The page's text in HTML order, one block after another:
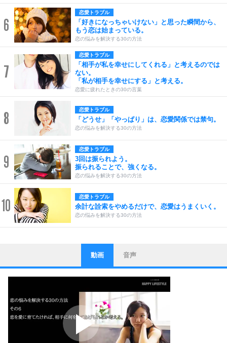
6
恋愛トラブル
「好きになっちゃいけない」と思った瞬間から、
もう恋は始まっている。
恋の悩みを解決する30の方法
7
恋愛トラブル
「相手が私を幸せにしてくれる」と考えるのでは
ない。
「私が相手を幸せにする」と考える。
恋愛に疲れたときの30の言葉
8 恋愛トラブル
「どうせ」「やっぱり」は、恋愛関係では禁句。
恋の悩みを解決する30の方法
9
恋愛トラブル
3回は振られよう。
振られることで、強くなる。
恋の悩みを解決する30の方法
10 恋愛トラブル
余計な詮索をやめるだけで、恋愛はうまくいく。
恋の悩みを解決する30の方法
1
ストレス対策
他人と比べない。
いっそのこと、他人を見ない。
いらいらしない人になる30の方法
プラス思考
ポジティブになれない原因は、行動しないから。
ポジティブ思考になる30の方法
動画 音声